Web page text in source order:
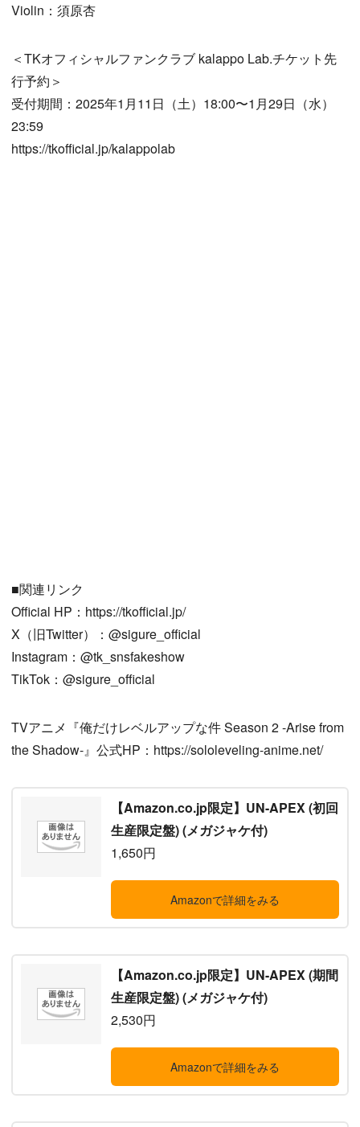
Violin：須原杏
＜TKオフィシャルファンクラブ kalappo Lab.チケット先
行予約＞
受付期間：2025年1月11日（土）18:00〜1月29日（水）
23:59
https://tkofficial.jp/kalappolab
■関連リンク
Official HP：https://tkofficial.jp/
X（旧Twitter）：@sigure_official
Instagram：@tk_snsfakeshow
TikTok：@sigure_official
TVアニメ『俺だけレベルアップな件 Season 2 -Arise from
the Shadow-』公式HP：https://sololeveling-anime.net/
【Amazon.co.jp限定】UN-APEX (初回
生産限定盤) (メガジャケ付)
1,650円
Amazonで詳細をみる
【Amazon.co.jp限定】UN-APEX (期間
生産限定盤) (メガジャケ付)
2,530円
Amazonで詳細をみる